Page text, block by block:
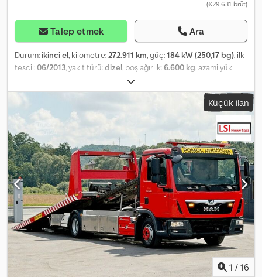
(€29.631 brüt)
Talep etmek Ara
Durum: ikinci el, kilometre: 272.911 km, güç:184 kW (250,17 bg), ilk
tescil:06/2013 , yakıt türü:dizel , boş ağırlık:6.600 kg , azami yük
12.000 kg
4x2, dingil mesafesi:4.000 mm, frenler:motor freni, renk:yeşil,
şoför kabini:
, vites türü:
, emisyon sınıfı:
Euro 5
, süspansiyon: çelik , koltuk sayısı: , yükleme alanı hacmi:13
, yükleme alanı uzunluğu:
, yükleme alanı genişliği:
2.300 mm
, yükleme alanı yüksekliği: 1.350 mm, Donanım:ABS, araç
içi bilgisayar, diferansiyel kilidi, elektronik denge programı
(ESP), gripper hidrolik sistemi, hidrolik, hız sabitleyici, klima,
merkezi kilitleme, tır çekici bağlantısı, vinç, MAN TGL 12.250
Pritschen-Lkw 12t mit Kran, Palfinger PK 7001-EH, 2 hydraulische
Ausschübe, Hubkraft: 3,6 m / 1.780 kg, 5,4 m / 1.160 kg, 7,2 m / 860 kg,
Holzgreifer mit Rotator, Schadstoffklasse Euro 5, Radformel 4x2,
Motorbremse, Automatikgetriebe, Tempomat, Klimaanlage, 2
Anhängerkupplungen – Bolzenkupplung + Kugelkopfkupplung,
Blattfederung vorne und hinten, Scheckheft gepflegt,
Leergewicht: 6.600 kg, zulässiges Gesamtgewicht: 12.000 kg,
Küçük ilan
1 / 16